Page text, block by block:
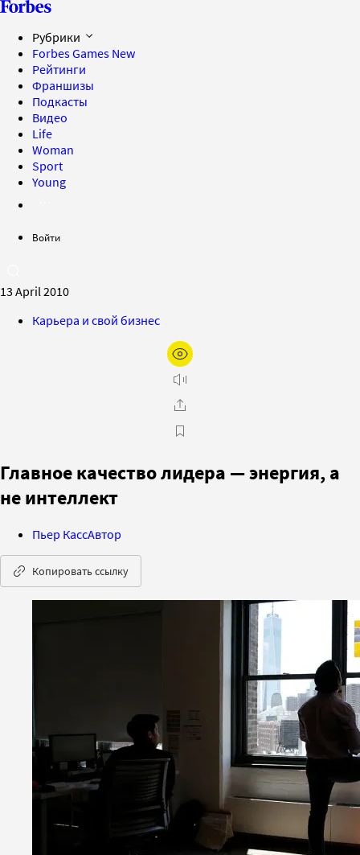
Рубрики
Forbes Games New
Рейтинги
Франшизы
Подкасты
Видео
Life
Woman
Sport
Young
Войти
13 April 2010
Карьера и свой бизнес
Главное качество лидера — энергия, а
не интеллект
Пьер КассАвтор
Копировать ссылку